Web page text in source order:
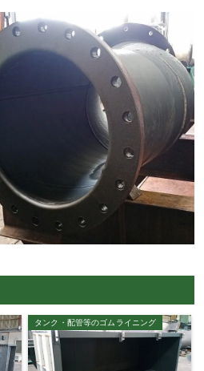
タンク・配管等のゴムライニング